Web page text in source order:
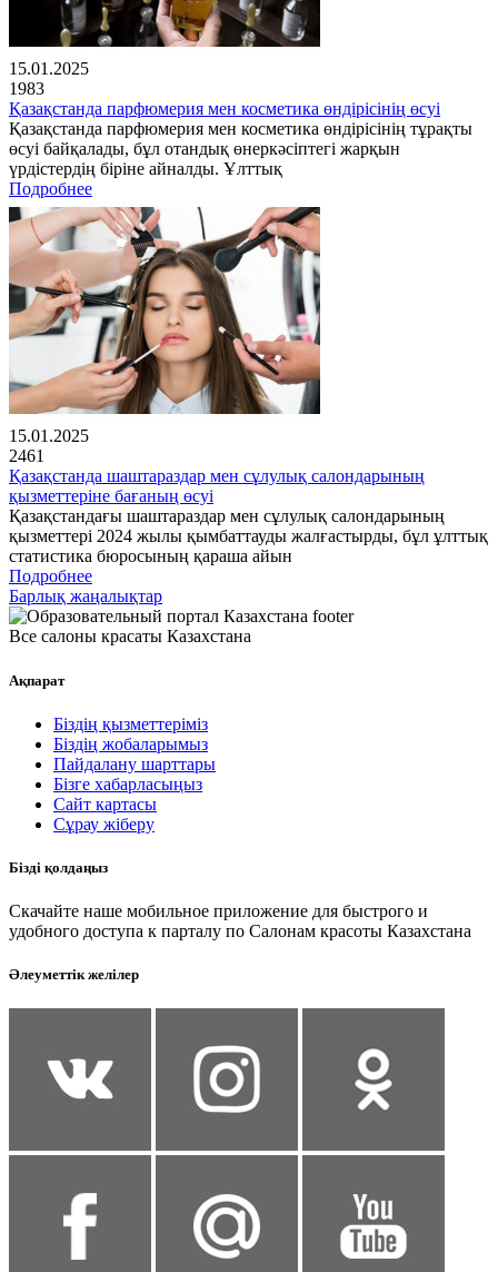
15.01.2025
1983
Қазақстанда парфюмерия мен косметика өндірісінің өсуі
Қазақстанда парфюмерия мен косметика өндірісінің тұрақты
өсуі байқалады, бұл отандық өнеркәсіптегі жарқын
үрдістердің біріне айналды. Ұлттық
Подробнее
15.01.2025
2461
Қазақстанда шаштараздар мен сұлулық салондарының
қызметтеріне бағаның өсуі
Қазақстандағы шаштараздар мен сұлулық салондарының
қызметтері 2024 жылы қымбаттауды жалғастырды, бұл ұлттық
статистика бюросының қараша айын
Подробнее
Барлық жаңалықтар
Все салоны красаты Казахстана
Ақпарат
Біздің қызметтеріміз
Біздің жобаларымыз
Пайдалану шарттары
Бізге хабарласыңыз
Сайт картасы
Сұрау жіберу
Бізді қолдаңыз
Скачайте наше мобильное приложение для быстрого и
удобного доступа к парталу по Салонам красоты Казахстана
Әлеуметтік желілер